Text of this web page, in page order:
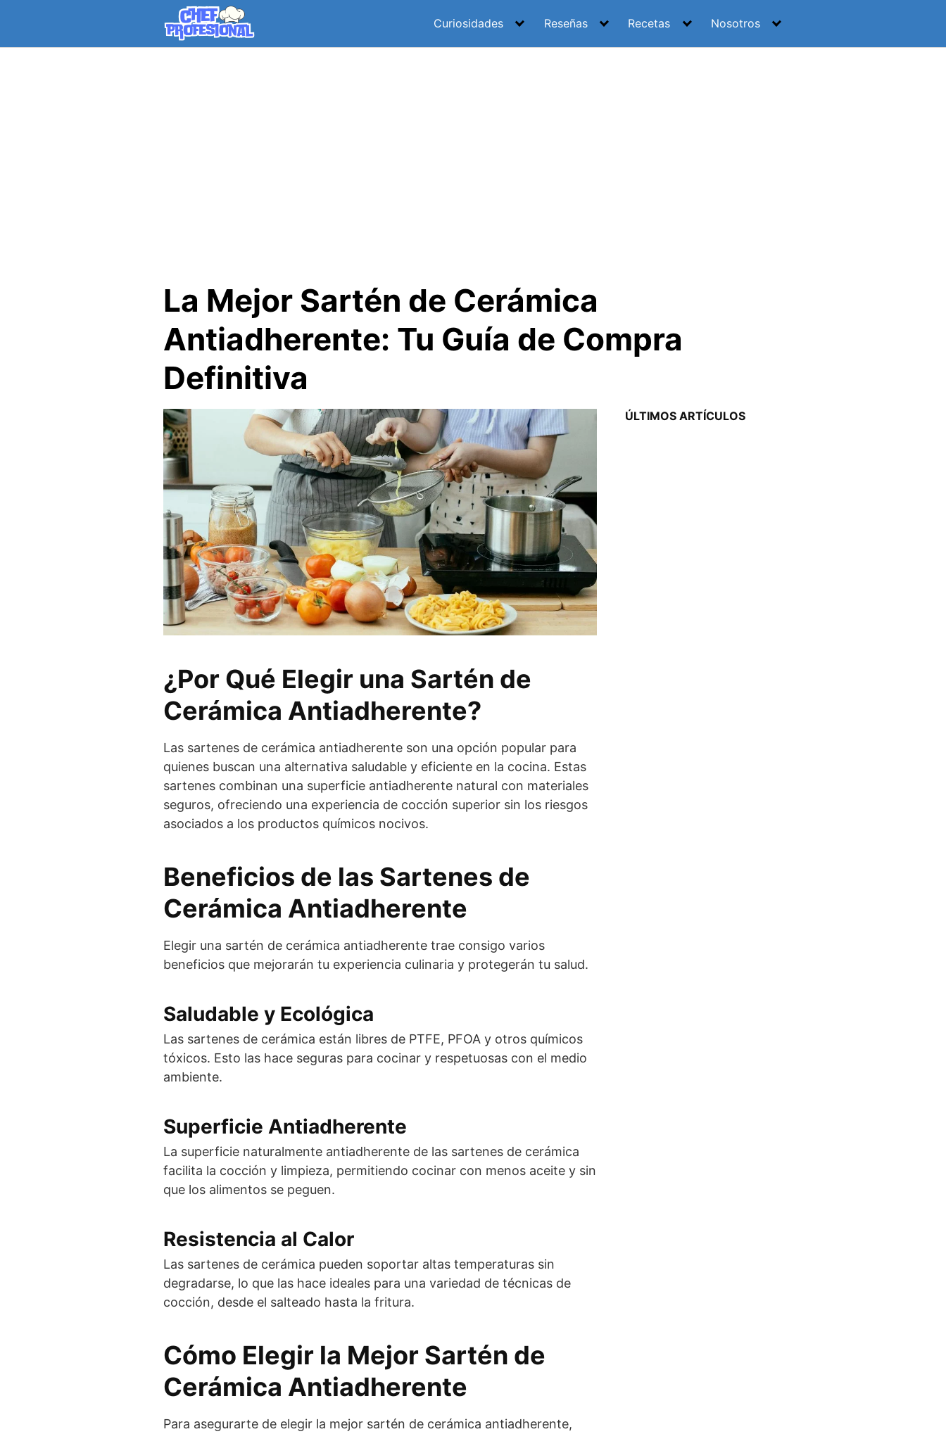
Curiosidades Reseñas Recetas Nosotros
La Mejor Sartén de Cerámica
Antiadherente: Tu Guía de Compra
Definitiva
¿Por Qué Elegir una Sartén de
Cerámica Antiadherente?
Las sartenes de cerámica antiadherente son una opción popular para
quienes buscan una alternativa saludable y eficiente en la cocina. Estas
sartenes combinan una superficie antiadherente natural con materiales
seguros, ofreciendo una experiencia de cocción superior sin los riesgos
asociados a los productos químicos nocivos.
Beneficios de las Sartenes de
Cerámica Antiadherente
Elegir una sartén de cerámica antiadherente trae consigo varios
beneficios que mejorarán tu experiencia culinaria y protegerán tu salud.
Saludable y Ecológica
Las sartenes de cerámica están libres de PTFE, PFOA y otros químicos
tóxicos. Esto las hace seguras para cocinar y respetuosas con el medio
ambiente.
Superficie Antiadherente
La superficie naturalmente antiadherente de las sartenes de cerámica
facilita la cocción y limpieza, permitiendo cocinar con menos aceite y sin
que los alimentos se peguen.
Resistencia al Calor
Las sartenes de cerámica pueden soportar altas temperaturas sin
degradarse, lo que las hace ideales para una variedad de técnicas de
cocción, desde el salteado hasta la fritura.
Cómo Elegir la Mejor Sartén de
Cerámica Antiadherente
Para asegurarte de elegir la mejor sartén de cerámica antiadherente,
ÚLTIMOS ARTÍCULOS